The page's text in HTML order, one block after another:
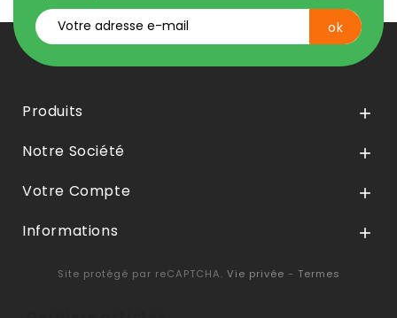
Produits 
Notre Société 
Votre Compte 
Informations 
Site protégé par reCAPTCHA. Vie privée - Termes